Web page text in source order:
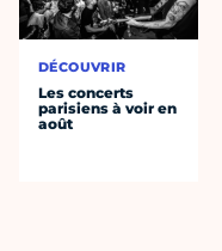
DÉCOUVRIR
Les concerts
parisiens à voir en
août